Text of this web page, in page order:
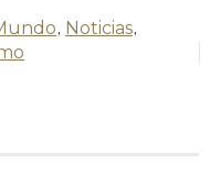
, Noticias,